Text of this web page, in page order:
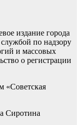
издание города
по надзору
и массовых
о регистрации
«Советская
Сиротина